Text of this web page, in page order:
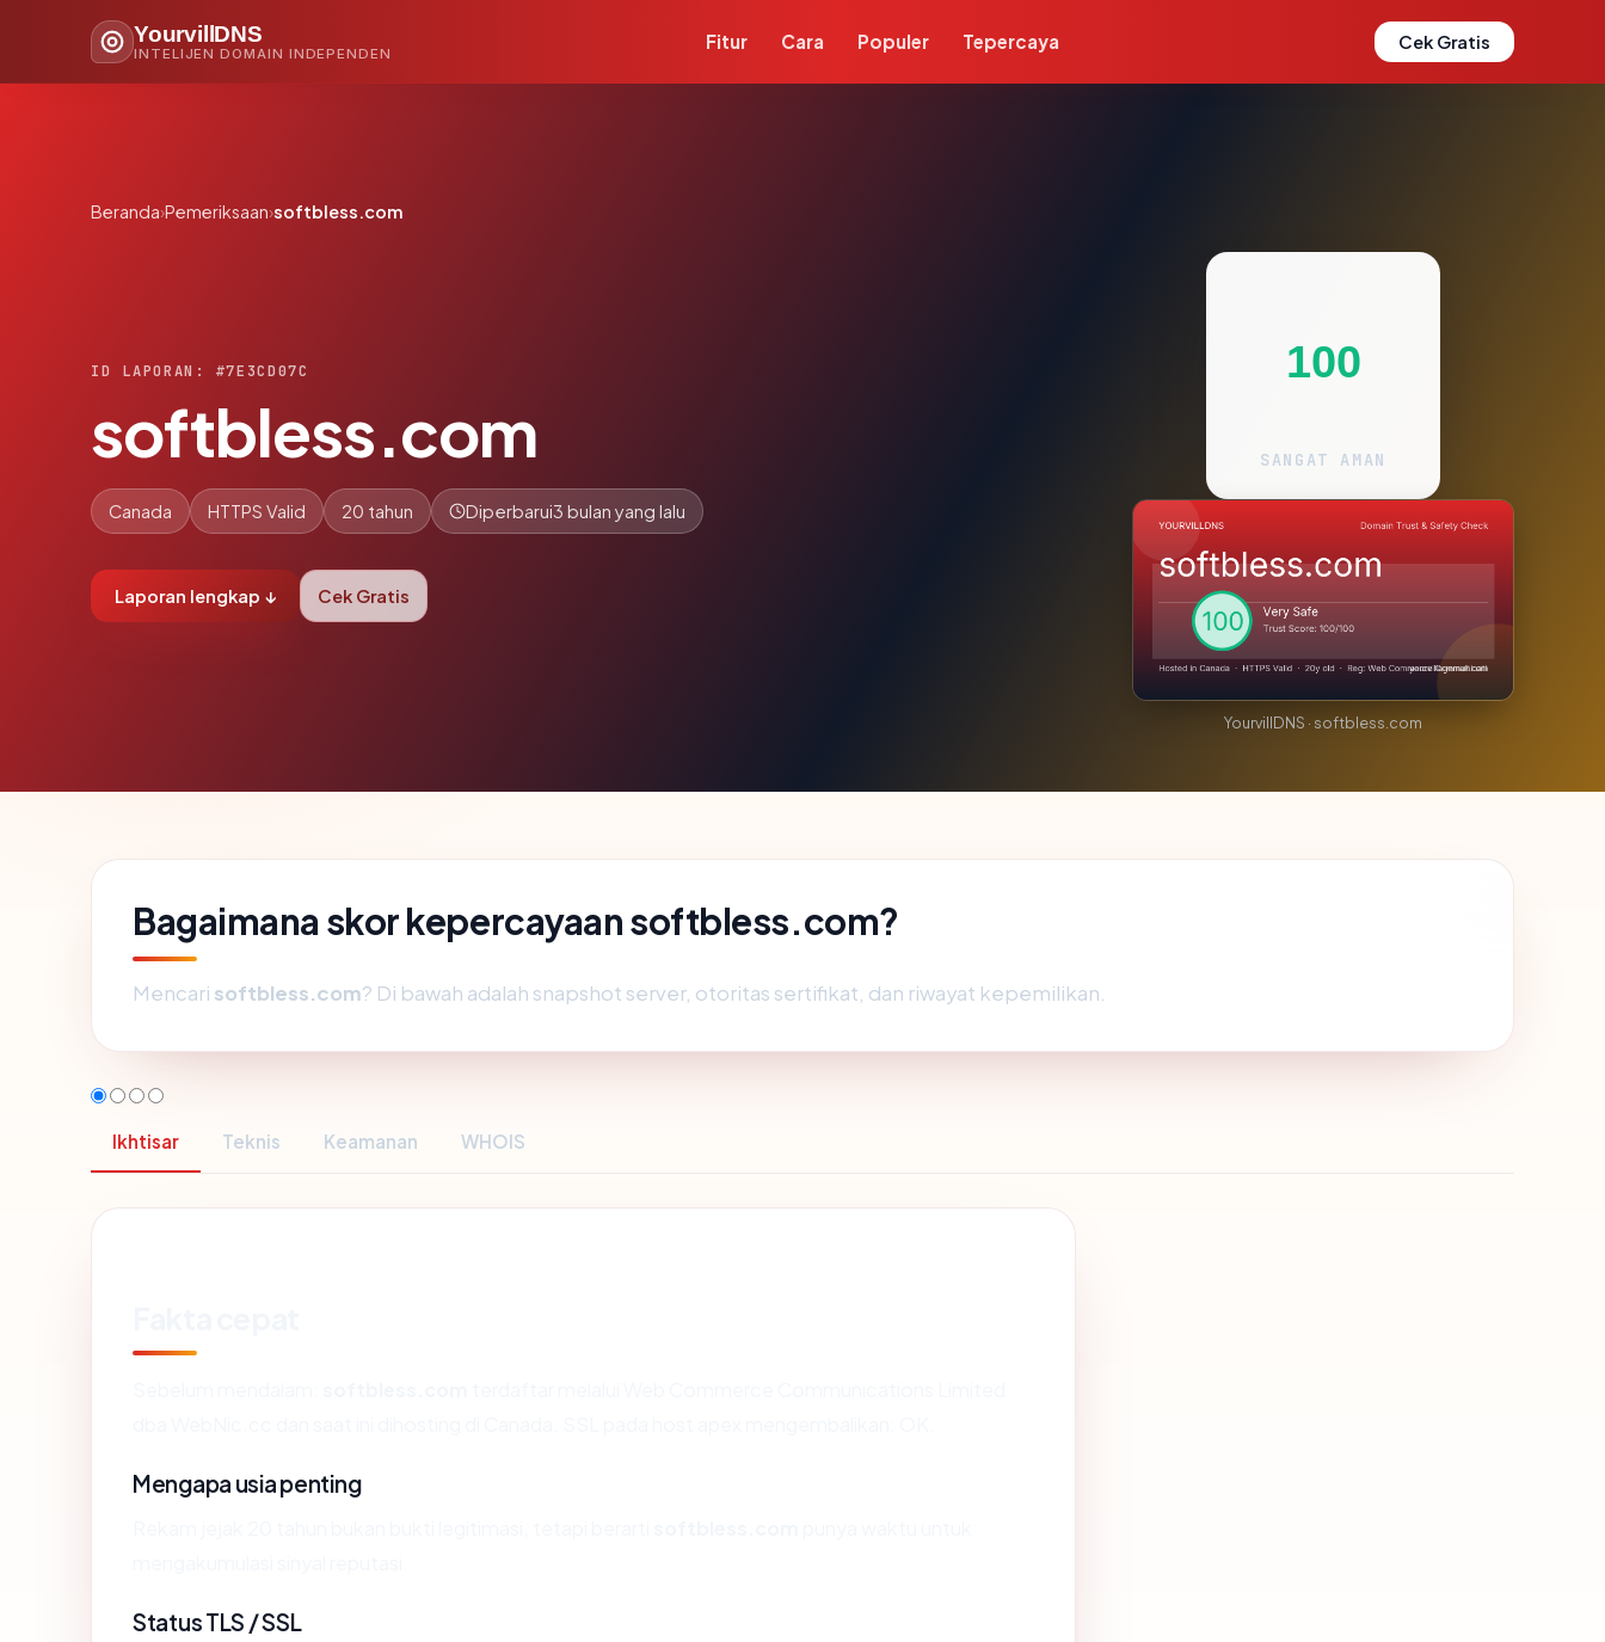
YourvillDNS
INTELIJEN DOMAIN INDEPENDEN
Fitur Cara Populer Tepercaya Cek Gratis
Beranda›Pemeriksaan›softbless.com
ID LAPORAN: #7E3CD07C
softbless.com
Canada HTTPS Valid 20 tahun Diperbarui3 bulan yang lalu
Laporan lengkap ↓ Cek Gratis
100
SANGAT AMAN
YourvillDNS · softbless.com
Bagaimana skor kepercayaan softbless.com?
Mencari softbless.com? Di bawah adalah snapshot server, otoritas sertifikat, dan riwayat kepemilikan.
Ikhtisar Teknis Keamanan WHOIS
Mengapa usia penting
Status TLS / SSL